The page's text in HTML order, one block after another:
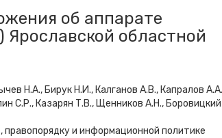
об аппарате
Ярославской областной
Н.А., Бирук Н.И., Калганов А.В., Капралов
С.Р., Казарян Т.В., Щенников А.Н., Боровицкий
и информационной политике